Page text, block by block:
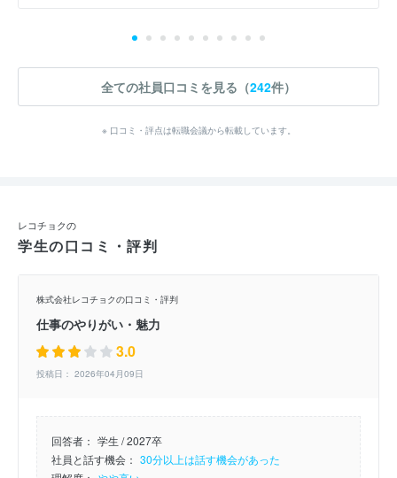
全ての社員口コミを見る（242件）
※ 口コミ・評点は転職会議から転載しています。
レコチョクの
学生の口コミ・評判
株式会社レコチョクの口コミ・評判
仕事のやりがい・魅力
3.0
投稿日： 2026年04月09日
回答者： 学生 / 2027卒
社員と話す機会： 30分以上は話す機会があった